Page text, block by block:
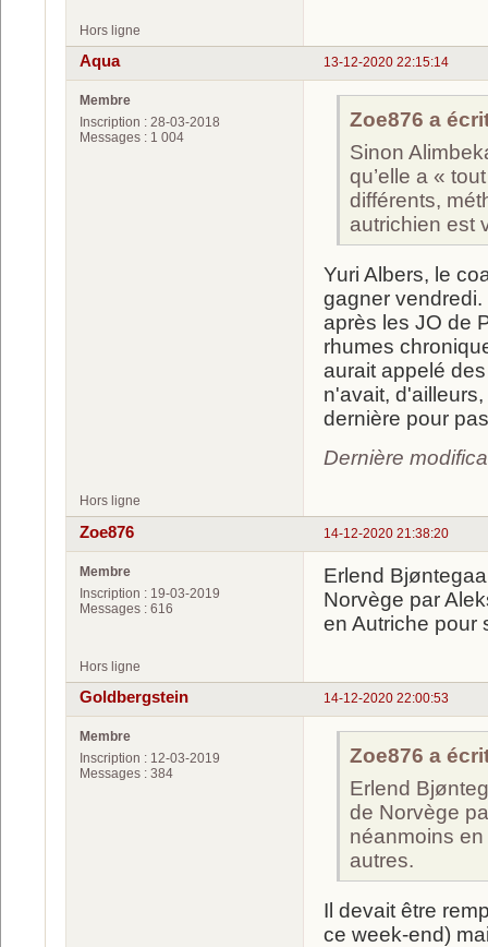
Hors ligne
13-12-2020 22:15:14
Aqua
Membre
Inscription : 28-03-2018
Messages : 1 004
Zoe876 a
Sinon
qu’elle a «
différents,
autrichien est
Yuri Albers, le
gagner
après les JO de
rhumes
aurait appelé
n'avait,
dernière pour
Dernière
Hors ligne
14-12-2020 21:38:20
Zoe876
Membre
Inscription : 19-03-2019
Messages : 616
Erlend
Norvège par
en Autriche pour
Hors ligne
14-12-2020 22:00:53
Goldbergstein
Membre
Inscription : 12-03-2019
Messages : 384
Zoe876 a
Erlend
de Norvège
néanmoins
autres.
Il devait être
ce week-end)